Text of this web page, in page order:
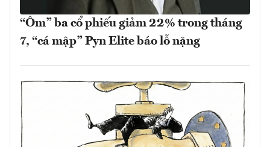
“Ôm” ba cổ phiếu giảm 22% trong tháng
7, “cá mập” Pyn Elite báo lỗ nặng